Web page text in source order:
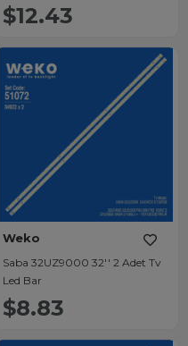
$12.43
Weko
Saba 32UZ9000 32'' 2 Adet Tv
Led Bar
$8.83